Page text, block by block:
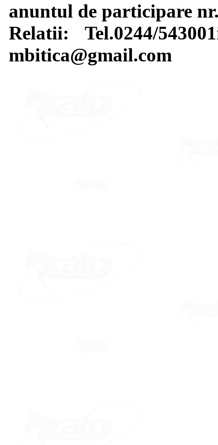
anuntul de participare
Relatii: Tel.0244/
mbitica@gmail.com